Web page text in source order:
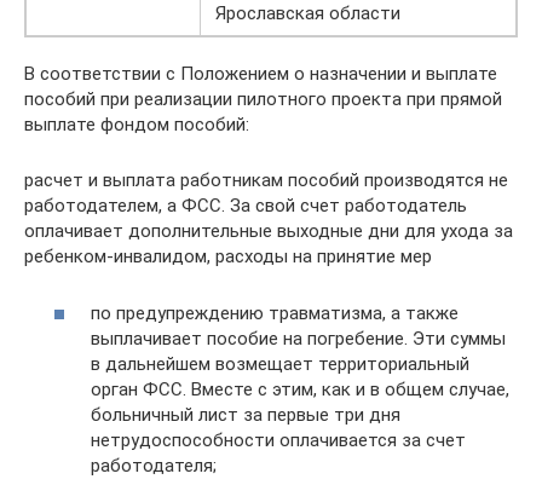
Ярославская области
В соответствии с Положением о назначении и выплате
пособий при реализации пилотного проекта при прямой
выплате фондом пособий:
расчет и выплата работникам пособий производятся не
работодателем, а ФСС. За свой счет работодатель
оплачивает дополнительные выходные дни для ухода за
ребенком-инвалидом, расходы на принятие мер
по предупреждению травматизма, а также
выплачивает пособие на погребение. Эти суммы
в дальнейшем возмещает территориальный
орган ФСС. Вместе с этим, как и в общем случае,
больничный лист за первые три дня
нетрудоспособности оплачивается за счет
работодателя;